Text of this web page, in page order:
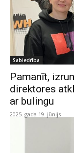
Sabiedrība
Pamanīt,
direktores
ar bulingu
2025. gada 19. jūnijs